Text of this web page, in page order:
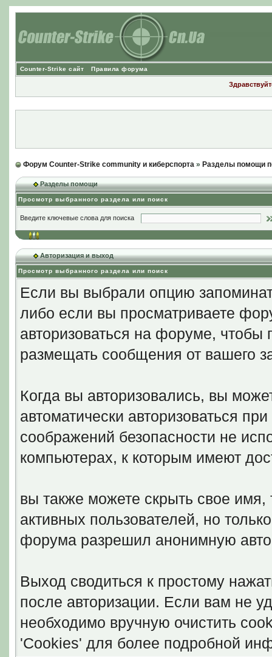
Counter-Strike сайт Правила форума
Форум Counter-Strike community и киберспорта» Разделы помощи
Разделы помощи
Просмотр выбранного раздела или поиск
Введите ключевые слова для поиска
Авторизация и выход
Просмотр выбранного раздела или поиск
Если вы выбрали опцию
либо если вы просматриваете
авторизоваться на форуме,
размещать сообщения от вашего
Когда вы авторизовались, вы
автоматически авторизоваться
соображений безопасности не
компьютерах, к которым имеют
вы также можете скрыть свое имя,
активных пользователей, но
форума разрешил анонимную
Выход сводиться к простому
после авторизации. Если вам не
необходимо вручную очистить
'Cookies' для более подробной